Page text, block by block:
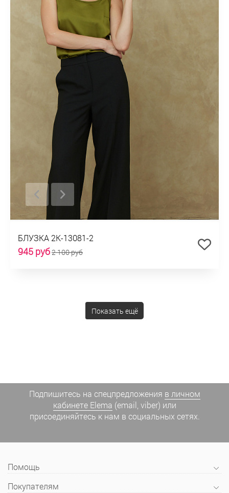
БЛУЗКА 2К-13081-2
945 руб2 100 руб
Показать ещё
Подпишитесь на спецпредложения в личном
кабинете Elema (email, viber) или
присоединяйтесь к нам в социальных сетях.
Помощь
Покупателям